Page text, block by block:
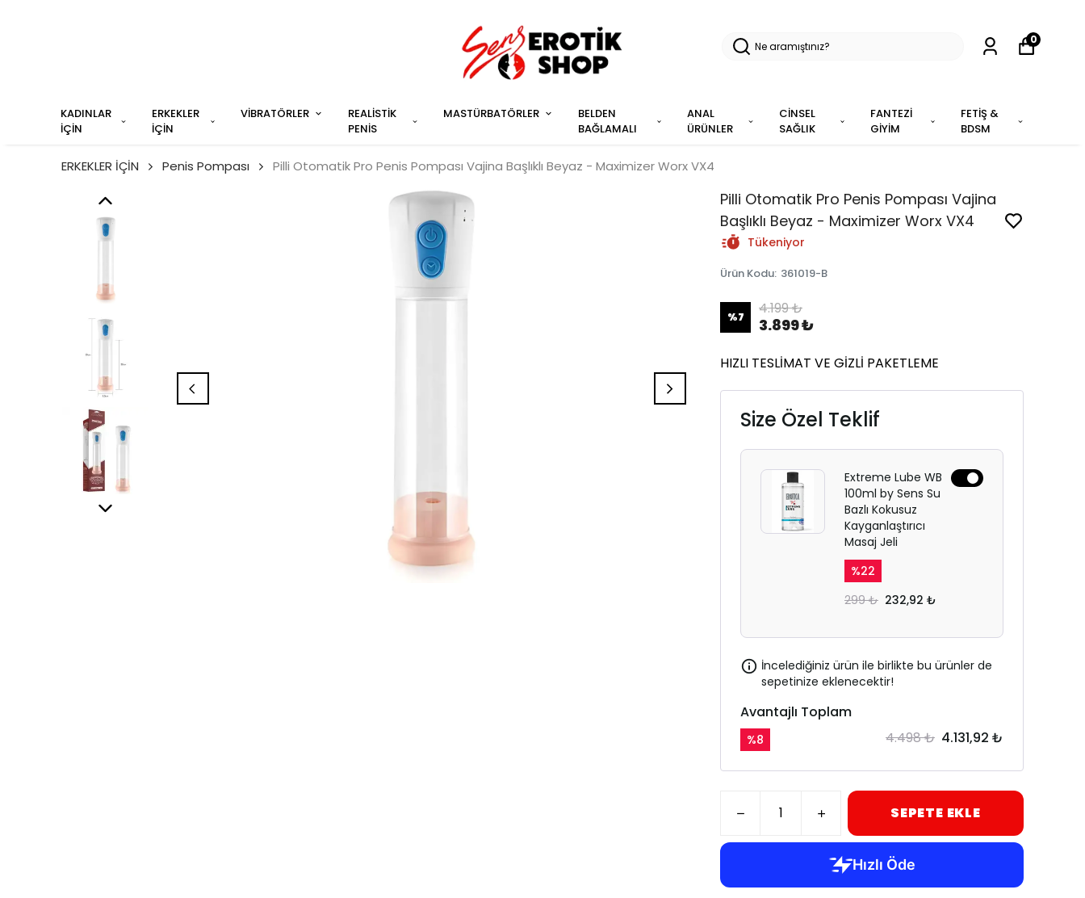
KADINLAR
İÇİN
ERKEKLER
İÇİN
VİBRATÖRLER
REALİSTİK
PENİS
MASTÜRBATÖRLER
BELDEN
BAĞLAMALI
ANAL
ÜRÜNLER
CİNSEL
SAĞLIK
FANTEZİ
GİYİM
FETİŞ &
BDSM
0
ERKEKLER İÇİN Penis Pompası Pilli Otomatik Pro Penis Pompası Vajina Başlıklı Beyaz - Maximizer Worx VX4
Pilli Otomatik Pro Penis Pompası Vajina
Başlıklı Beyaz - Maximizer Worx VX4
Tükeniyor
Ürün Kodu: 361019-B
%7 4.199 ₺
3.899 ₺
HIZLI TESLİMAT VE GİZLİ PAKETLEME
Size Özel Teklif
Extreme Lube WB
100ml by Sens Su
Bazlı Kokusuz
Kayganlaştırıcı
Masaj Jeli
%22
299 ₺ 232,92 ₺
İncelediğiniz ürün ile birlikte bu ürünler de
sepetinize eklenecektir!
Avantajlı Toplam
%8 4.498 ₺ 4.131,92 ₺
SEPETE EKLE